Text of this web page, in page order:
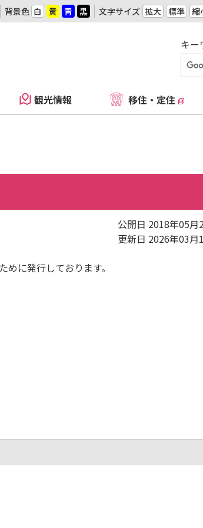
背景色 白 黄 青 黒 文字サイズ 拡大 標準 縮
キー
観光情報 移住・定住
公開日 2018年05月
更新日 2026年03月
に発行しております。